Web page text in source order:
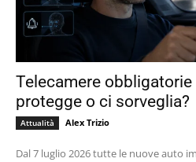
Telecamere obbligatorie
protegge o ci sorveglia?
Attualità Alex Trizio
Dal 7 luglio 2026 tutte le nuove auto